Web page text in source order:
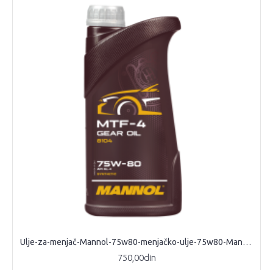
Ulje-za-menjač-Mannol-75w80-menjačko-ulje-75w80-Mannol-MTF4-API-GL4
750,00din